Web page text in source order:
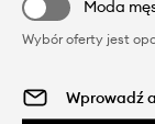
Moda
Wybór oferty jest